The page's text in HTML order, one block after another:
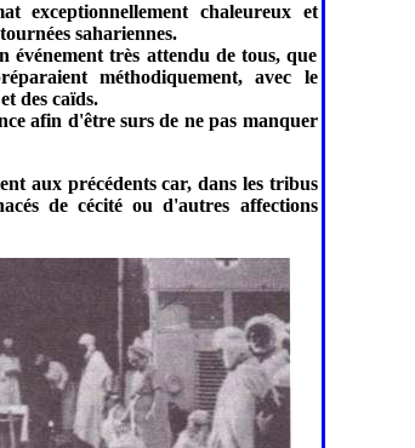
exceptionnellement chaleureux et
sahariennes.
événement très attendu de tous, que
méthodiquement, avec le
des caïds.
afin d'être surs de ne pas manquer
aux précédents car, dans les tribus
de cécité ou d'autres affections